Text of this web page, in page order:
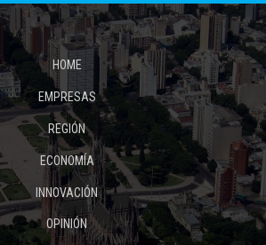
HOME
EMPRESAS
REGIÓN
ECONOMÍA
INNOVACIÓN
OPINIÓN